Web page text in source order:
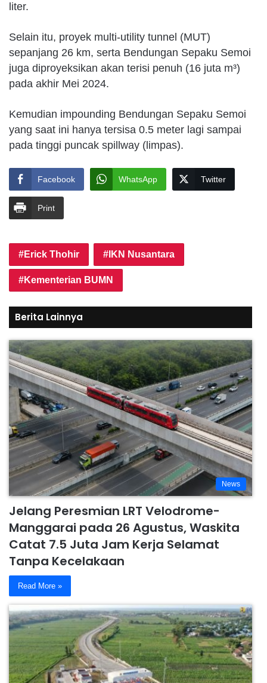
liter.
Selain itu, proyek multi-utility tunnel (MUT)
sepanjang 26 km, serta Bendungan Sepaku Semoi
juga diproyeksikan akan terisi penuh (16 juta m³)
pada akhir Mei 2024.
Kemudian impounding Bendungan Sepaku Semoi
yang saat ini hanya tersisa 0.5 meter lagi sampai
pada tinggi puncak spillway (limpas).
Facebook WhatsApp Twitter
Print
Erick Thohir IKN Nusantara
Kementerian BUMN
Berita Lainnya
News
Jelang Peresmian LRT Velodrome-
Manggarai pada 26 Agustus, Waskita
Catat 7.5 Juta Jam Kerja Selamat
Tanpa Kecelakaan
Read More »